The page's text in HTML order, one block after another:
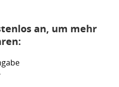
an, um mehr